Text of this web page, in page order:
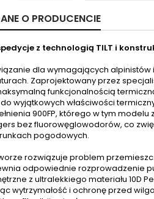
O PRODUCENCIE
z technologią TILT i
dla wymagających
Zaprojektowany przez
funkcjonalnością
wyjątkowych właściwości
900FP, którego w tym modelu
bez fluorowęglowodorów, co
pogodowych.
rozwiązuje problem
odpowiednie rozprowadzenie
z ultralekkiego materiału 10D
wytrzymałość i ochronę przed